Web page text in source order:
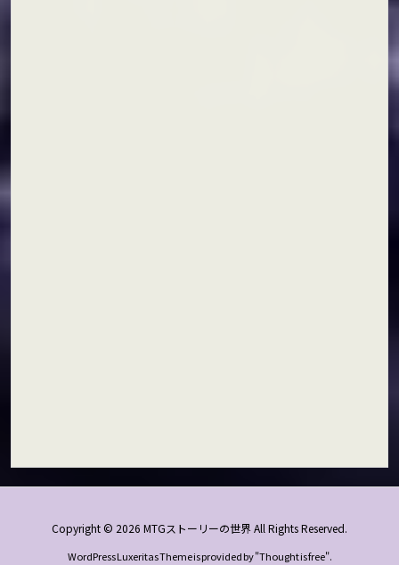
Copyright © 2026 MTGストーリーの世界All Rights Reserved.
WordPress Luxeritas Theme is provided by "Thought is free".